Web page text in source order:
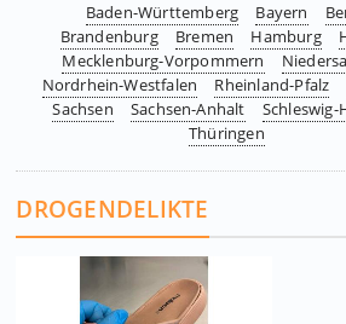
Baden-Württemberg Bayern
Brandenburg
Bremen Hamburg
Mecklenburg-Vorpommern
Nordrhein-Westfalen
Rheinland-Pfalz
Sachsen
Sachsen-Anhalt
Schleswig-
Thüringen
DROGENDELIKTE